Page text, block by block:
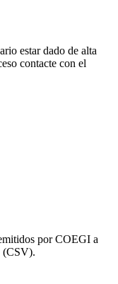
estar dado de alta
contacte con el
por COEGI a
(CSV).